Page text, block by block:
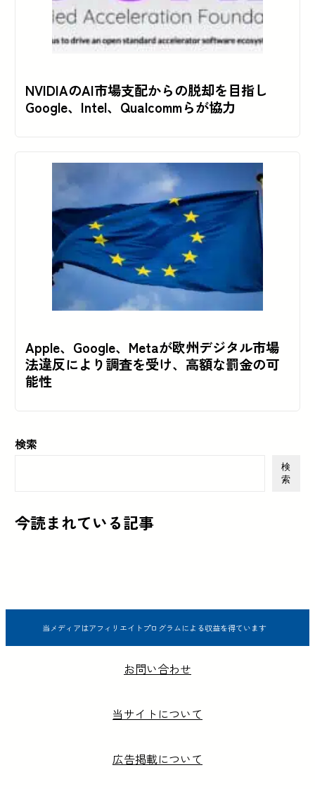
NVIDIAのAI市場支配からの脱却を目指し
Google、Intel、Qualcommらが協力
Apple、Google、Metaが欧州デジタル市場
法違反により調査を受け、高額な罰金の可
能性
検索
検
索
今読まれている記事
当メディアはアフィリエイトプログラムによる収益を得ています
お問い合わせ
当サイトについて
広告掲載について